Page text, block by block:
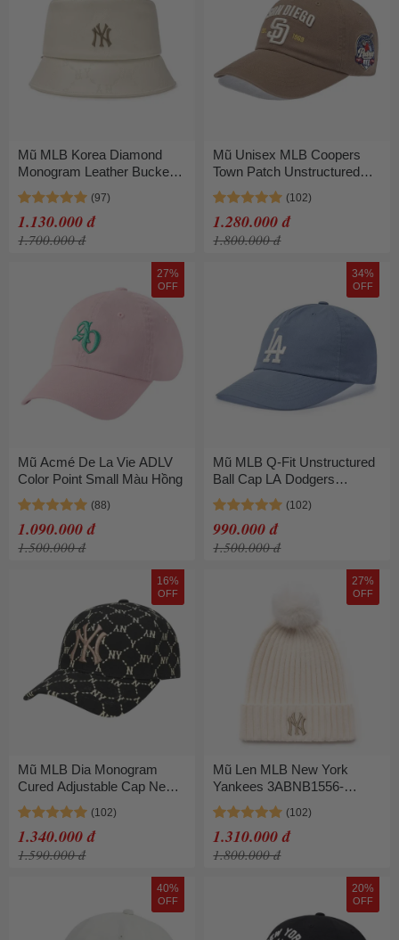
Mũ MLB Korea Diamond
Monogram Leather Bucket
Hat NY Cream
3AHTM034N-50CRD Màu
Trắng Kem
1.130.000 đ
1.700.000 đ
Mũ Unisex MLB Coopers
Town Patch Unstructured
Ball Cap 3ACPB105N-
13BGD Màu Nâu
1.280.000 đ
1.800.000 đ
27%
OFF
Mũ Acmé De La Vie ADLV
Color Point Small Màu Hồng
1.090.000 đ
1.500.000 đ
34%
OFF
Mũ MLB Q-Fit Unstructured
Ball Cap LA Dodgers
3ACPB066N-07LBL Màu
Xanh Nhạt
990.000 đ
1.500.000 đ
16%
OFF
Mũ MLB Dia Monogram
Cured Adjustable Cap New
York Yankees 32CPFH111-
50L Màu Đen Họa Tiết
1.340.000 đ
1.590.000 đ
27%
OFF
Mũ Len MLB New York
Yankees 3ABNB1556-
50CRD Màu Kem
1.310.000 đ
1.800.000 đ
40%
OFF
20%
OFF